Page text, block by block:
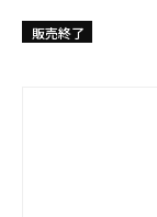
販売終了